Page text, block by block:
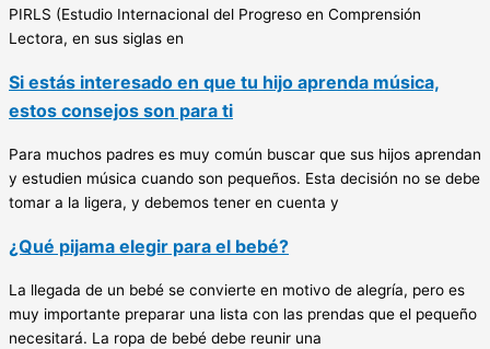
PIRLS (Estudio Internacional del Progreso en Comprensión
Lectora, en sus siglas en
Si estás interesado en que tu hijo aprenda música,
estos consejos son para ti
Para muchos padres es muy común buscar que sus hijos aprendan
y estudien música cuando son pequeños. Esta decisión no se debe
tomar a la ligera, y debemos tener en cuenta y
¿Qué pijama elegir para el bebé?
La llegada de un bebé se convierte en motivo de alegría, pero es
muy importante preparar una lista con las prendas que el pequeño
necesitará. La ropa de bebé debe reunir una